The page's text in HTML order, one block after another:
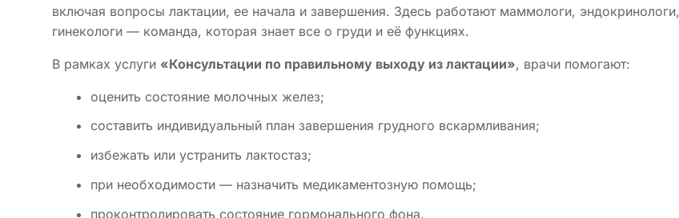
включая вопросы лактации, ее начала и завершения. Здесь работают маммологи, эндокринологи,
гинекологи — команда, которая знает все о груди и её функциях.
В рамках услуги «Консультации по правильному выходу из лактации», врачи помогают:
оценить состояние молочных желез;
составить индивидуальный план завершения грудного вскармливания;
избежать или устранить лактостаз;
при необходимости — назначить медикаментозную помощь;
проконтролировать состояние гормонального фона.